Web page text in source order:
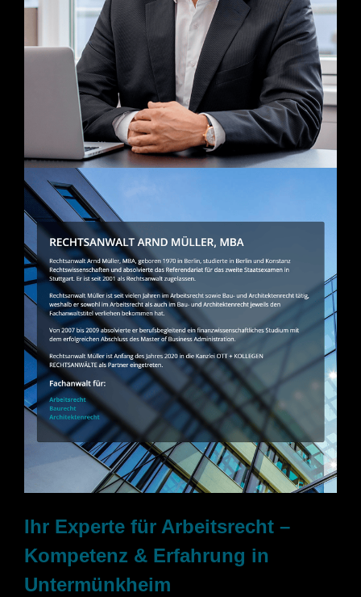
Ihr Experte für Arbeitsrecht –
Kompetenz & Erfahrung in
Untermünkheim